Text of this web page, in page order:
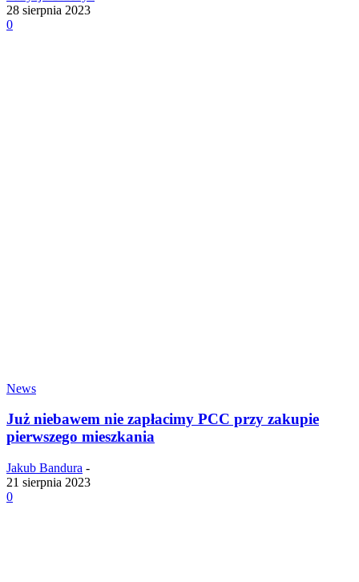
28 sierpnia 2023
0
News
Już niebawem nie zapłacimy PCC przy zakupie
pierwszego mieszkania
Jakub Bandura -
21 sierpnia 2023
0